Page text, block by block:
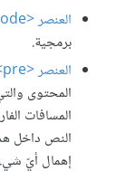
العنصر <code>
برمجية.
العنصر <pre>
المحتوى
المسافات
النص داخل
إهمال أيّ